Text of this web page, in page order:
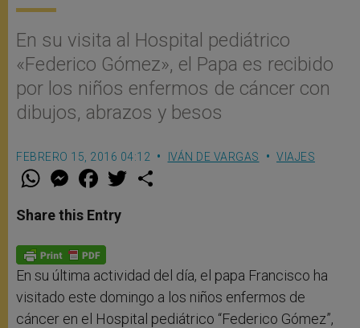
En su visita al Hospital pediátrico
«Federico Gómez», el Papa es recibido
por los niños enfermos de cáncer con
dibujos, abrazos y besos
FEBRERO 15, 2016 04:12 IVÁN DE VARGAS VIAJES
W
t
s
p
p
M
e
s
e
g
e
r
F
a
e
b
o
k
w
Share this Entry
En su última actividad del día, el papa Francisco ha
visitado este domingo a los niños enfermos de
cáncer en el Hospital pediátrico “Federico Gómez”,